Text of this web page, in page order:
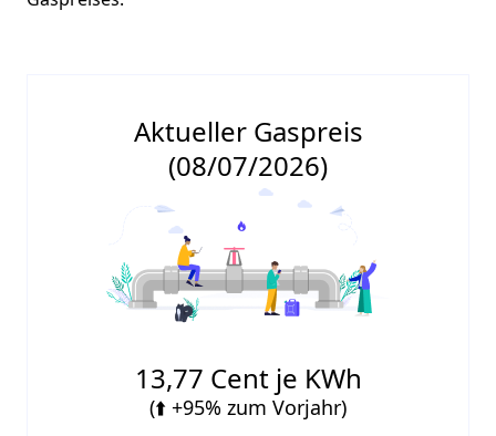
Aktueller Gaspreis
(08/07/2026)
13,77 Cent je KWh
(⬆️ +95% zum Vorjahr)